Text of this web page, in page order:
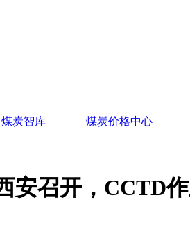
煤炭智库 煤炭价格中心
安召开，CCTD